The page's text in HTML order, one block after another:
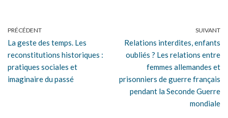
PRÉCÉDENT
La geste des temps. Les
reconstitutions historiques :
pratiques sociales et
imaginaire du passé
SUIVANT
Relations interdites, enfants
oubliés ? Les relations entre
femmes allemandes et
prisonniers de guerre français
pendant la Seconde Guerre
mondiale